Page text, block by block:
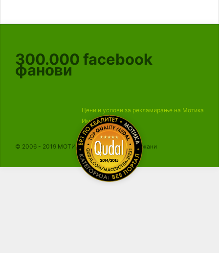
300.000 facebook
фанови
Цени и услови за рекламирање на Мотика
Импресум
© 2006 - 2019 МОТИКА, Сите права се задржани